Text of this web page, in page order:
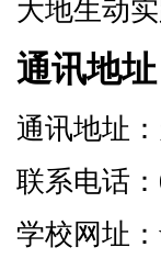
大地生动
通讯地址
通讯地址
联系电话：
学校网址